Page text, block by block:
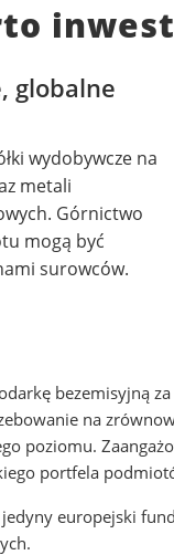
globalne
wydobywcze na
metali
Górnictwo
mogą być
surowców.
bezemisyjną
na
poziomu.
portfela
europejski